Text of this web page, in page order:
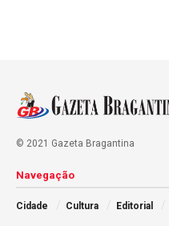
© 2021 Gazeta Bragantina
Navegação
Cidade Cultura Editorial